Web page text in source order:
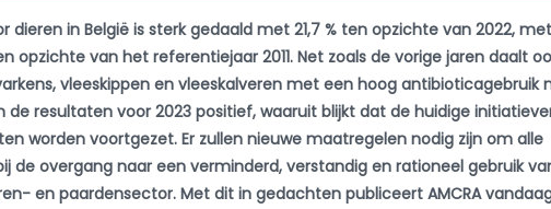
in België is sterk gedaald met 21,7 % ten opzichte van 2022, met
opzichte van het referentiejaar 2011. Net zoals de vorige jaren daalt
vleeskippen en vleeskalveren met een hoog antibioticagebruik
de resultaten voor 2023 positief, waaruit blijkt dat de huidige
worden voortgezet. Er zullen nieuwe maatregelen nodig zijn om alle
de overgang naar een verminderd, verstandig en rationeel gebruik
en paardensector. Met dit in gedachten publiceert AMCRA